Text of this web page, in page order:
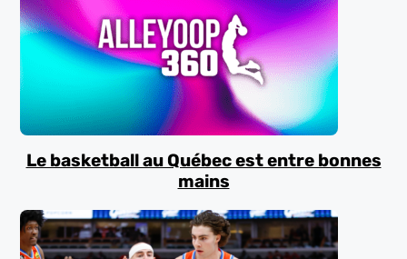
Le basketball au Québec est entre bonnes
mains